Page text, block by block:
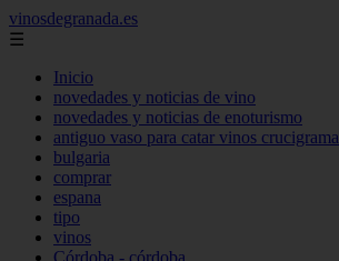
vinosdegranada.es
☰
Inicio
novedades y noticias de vino
novedades y noticias de enoturismo
antiguo vaso para catar vinos crucigrama
bulgaria
comprar
espana
tipo
vinos
Córdoba - córdoba